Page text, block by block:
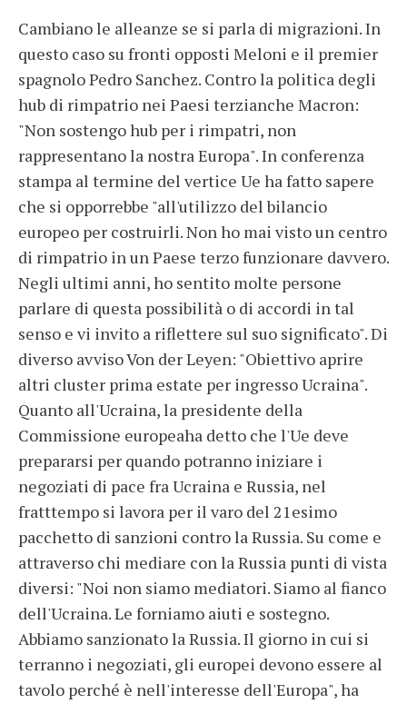
Cambiano le alleanze se si parla di migrazioni. In
questo caso su fronti opposti Meloni e il premier
spagnolo Pedro Sanchez. Contro la politica degli
hub di rimpatrio nei Paesi terzianche Macron:
"Non sostengo hub per i rimpatri, non
rappresentano la nostra Europa". In conferenza
stampa al termine del vertice Ue ha fatto sapere
che si opporrebbe "all'utilizzo del bilancio
europeo per costruirli. Non ho mai visto un centro
di rimpatrio in un Paese terzo funzionare davvero.
Negli ultimi anni, ho sentito molte persone
parlare di questa possibilità o di accordi in tal
senso e vi invito a riflettere sul suo significato". Di
diverso avviso Von der Leyen: "Obiettivo aprire
altri cluster prima estate per ingresso Ucraina".
Quanto all'Ucraina, la presidente della
Commissione europeaha detto che l'Ue deve
prepararsi per quando potranno iniziare i
negoziati di pace fra Ucraina e Russia, nel
fratttempo si lavora per il varo del 21esimo
pacchetto di sanzioni contro la Russia. Su come e
attraverso chi mediare con la Russia punti di vista
diversi: "Noi non siamo mediatori. Siamo al fianco
dell'Ucraina. Le forniamo aiuti e sostegno.
Abbiamo sanzionato la Russia. Il giorno in cui si
terranno i negoziati, gli europei devono essere al
tavolo perché è nell'interesse dell'Europa", ha